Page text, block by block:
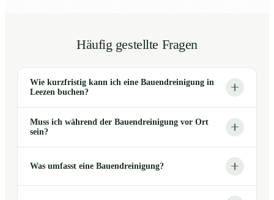
Häufig gestellte Fragen
Wie kurzfristig kann ich eine Bauendreinigung in
Leezen buchen?
Muss ich während der Bauendreinigung vor Ort
sein?
Was umfasst eine Bauendreinigung?